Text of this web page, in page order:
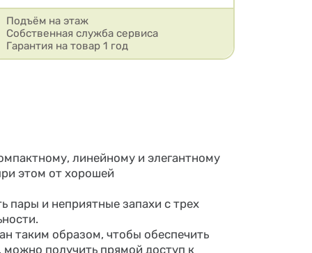
Подъём на этаж
Собственная служба сервиса
Гарантия на товар 1 год
линейному и элегантному
этом от хорошей
пары и неприятные запахи с трех
таким образом, чтобы обеспечить
можно получить прямой доступ к